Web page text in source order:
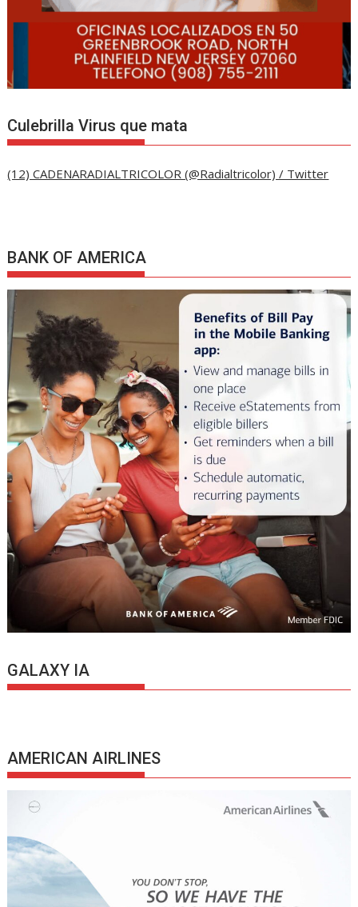
Culebrilla Virus que mata
(12) CADENARADIALTRICOLOR (@Radialtricolor) / Twitter
BANK OF AMERICA
GALAXY IA
AMERICAN AIRLINES